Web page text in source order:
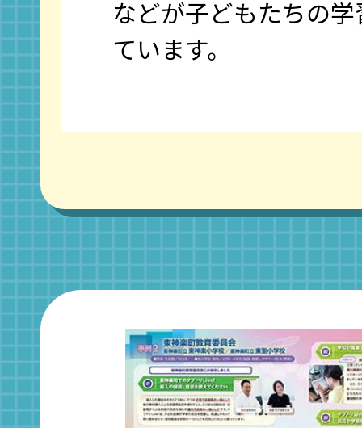
などが子どもたちの
ています。